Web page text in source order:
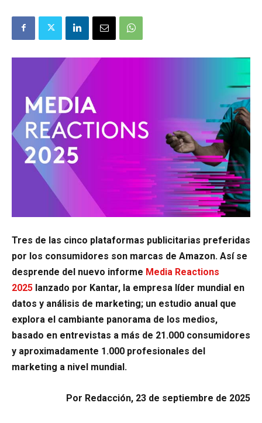
Tres de las cinco plataformas publicitarias preferidas
por los consumidores son marcas de Amazon. Así se
desprende del nuevo informe Media Reactions
2025 lanzado por Kantar, la empresa líder mundial en
datos y análisis de marketing; un estudio anual que
explora el cambiante panorama de los medios,
basado en entrevistas a más de 21.000 consumidores
y aproximadamente 1.000 profesionales del
marketing a nivel mundial.
Por Redacción, 23 de septiembre de 2025